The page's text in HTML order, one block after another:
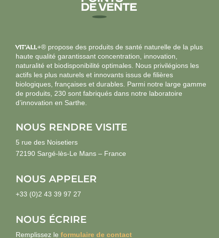
VIT’ALL+® propose des produits de santé naturelle de la plus
haute qualité garantissant concentration, innovation,
naturalité et biodisponibilité optimales. Nous privilégions les
actifs les plus naturels et innovants issus de filières
biologiques, françaises et durables. Parmi notre large gamme
de produits, 230 sont fabriqués dans notre laboratoire
d’innovation en Sarthe.
NOUS RENDRE VISITE
5 rue des Noisetiers
72190 Sargé-lès-Le Mans – France
NOUS APPELER
+33 (0)2 43 39 97 27
NOUS ÉCRIRE
Remplissez leformulaire de contact